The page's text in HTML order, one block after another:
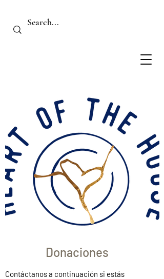
Donaciones
Contáctanos a continuación si estás